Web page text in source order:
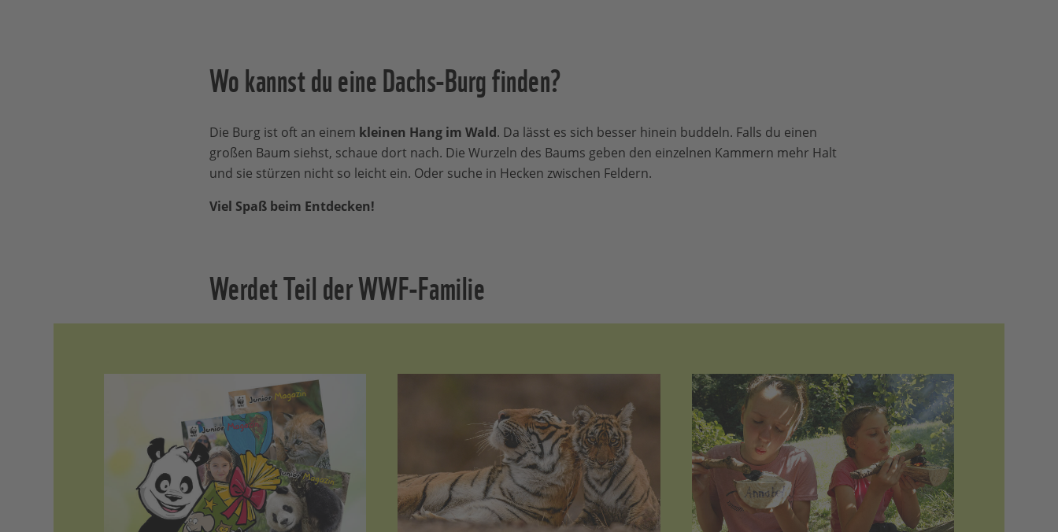
Wo kannst du eine Dachs-Burg finden?
Die Burg ist oft an einem kleinen Hang im Wald. Da lässt es sich besser hinein buddeln. Falls du einen
großen Baum siehst, schaue dort nach. Die Wurzeln des Baums geben den einzelnen Kammern mehr Halt
und sie stürzen nicht so leicht ein. Oder suche in Hecken zwischen Feldern.
Viel Spaß beim Entdecken!
Werdet Teil der WWF-Familie